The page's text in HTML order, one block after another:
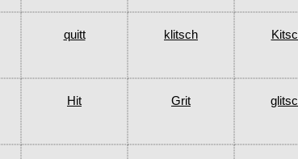
quitt klitsch
Hit Grit